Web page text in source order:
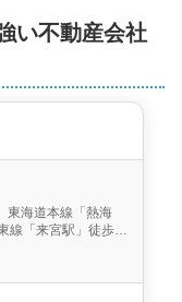
い不動産会社
東海道本線「熱海
線「来宮駅」徒歩12